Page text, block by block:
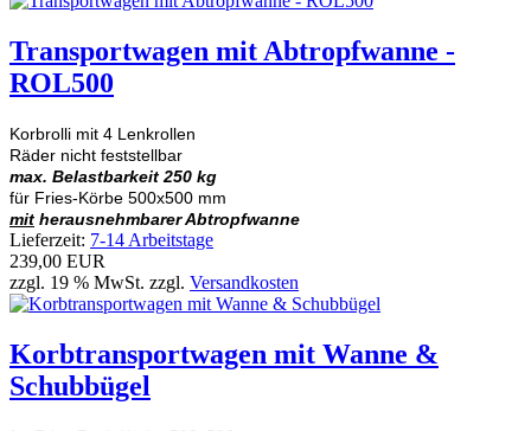
Transportwagen mit Abtropfwanne -
ROL500
Korbrolli mit 4 Lenkrollen
Räder nicht feststellbar
max. Belastbarkeit 250 kg
für Fries-Körbe 500x500 mm
mit herausnehmbarer Abtropfwanne
Lieferzeit: 7-14 Arbeitstage
239,00 EUR
zzgl. 19 % MwSt. zzgl. Versandkosten
Korbtransportwagen mit Wanne &
Schubbügel